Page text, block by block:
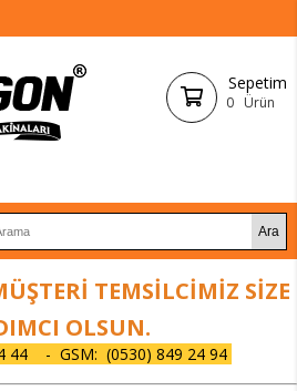
Sepetim
0 Ürün
TEMSİLCİMİZ SİZE
OLSUN.
44 - GSM: (0530) 849 24 94